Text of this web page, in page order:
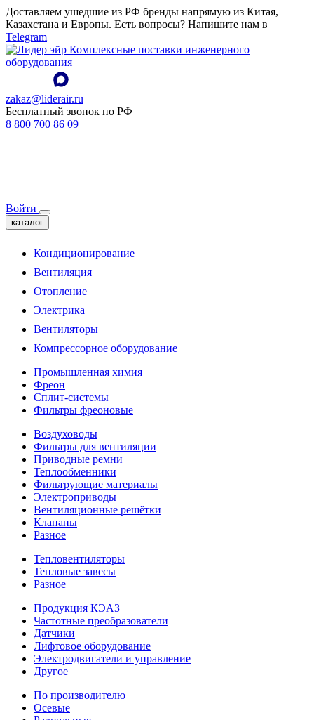
Доставляем ушедшие из РФ бренды напрямую из Китая,
Казахстана и Европы. Есть вопросы? Напишите нам в
Telegram
Комплексные поставки инженерного
оборудования
zakaz@liderair.ru
Бесплатный звонок по РФ
8 800 700 86 09
Войти
каталог
Кондиционирование
Вентиляция
Отопление
Электрика
Вентиляторы
Компрессорное оборудование
Промышленная химия
Фреон
Сплит-системы
Фильтры фреоновые
Воздуховоды
Фильтры для вентиляции
Приводные ремни
Теплообменники
Фильтрующие материалы
Электроприводы
Вентиляционные решётки
Клапаны
Разное
Тепловентиляторы
Тепловые завесы
Разное
Продукция КЭАЗ
Частотные преобразователи
Датчики
Лифтовое оборудование
Электродвигатели и управление
Другое
По производителю
Осевые